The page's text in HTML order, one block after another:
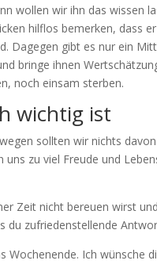
wollen wir ihn das wissen
hilflos bemerken, dass
Dagegen gibt es nur ein
bringe ihnen
noch einsam sterben.
wichtig ist
sollten wir nichts
zu viel Freude und
Zeit nicht bereuen wirst
du zufriedenstellende
Wochenende. Ich wünsche